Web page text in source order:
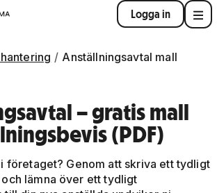
Logga in
Anställningsavtal mall
– gratis mall
(PDF)
i företaget? Genom att skriva ett tydligt
lämna över ett tydligt